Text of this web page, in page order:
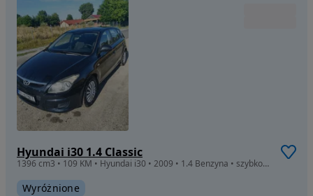
Hyundai i30 1.4 Classic
1396 cm3 • 109 KM • Hyundai i30 • 2009 • 1.4 Benzyna • szybko sprzedam
Wyróżnione